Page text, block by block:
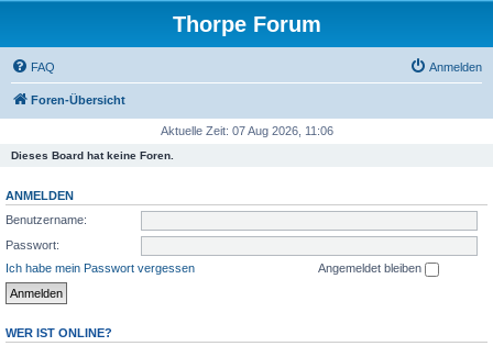
Thorpe Forum
FAQ Anmelden
Foren-Übersicht
Aktuelle Zeit: 07 Aug 2026, 11:06
Dieses Board hat keine Foren.
ANMELDEN
Benutzername:
Passwort:
Ich habe mein Passwort vergessen
Angemeldet bleiben
WER IST ONLINE?